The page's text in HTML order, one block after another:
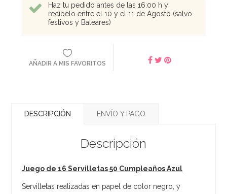
Haz tu pedido antes de las 16:00 h y
recíbelo entre el 10 y el 11 de Agosto (salvo
festivos y Baleares)
AÑADIR A MIS FAVORITOS
DESCRIPCIÓN ENVÍO Y PAGO
Descripción
Juego de 16 Servilletas 50 Cumpleaños Azul
Servilletas realizadas en papel de color negro, y